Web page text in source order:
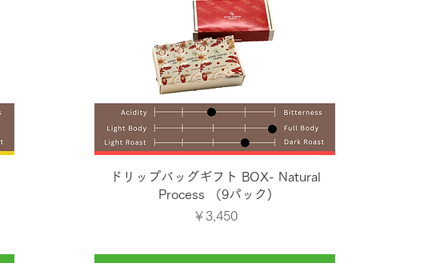
クイックビュー
ドリップバッグギフト BOX- Natural
Process （9パック)
価格
￥3,450